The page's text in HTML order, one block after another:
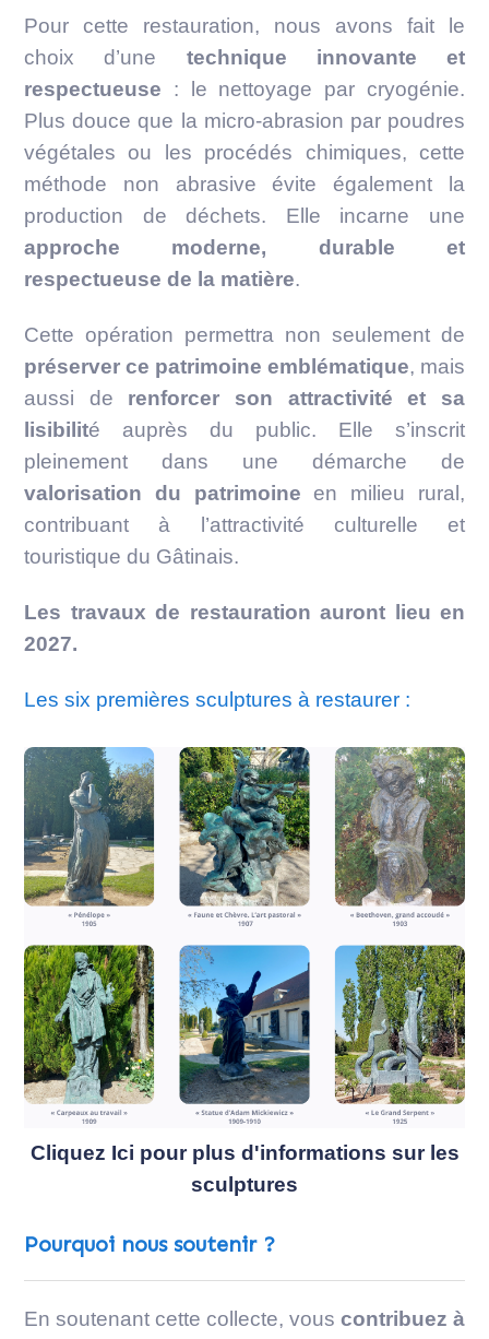
Pour cette restauration, nous avons fait le
choix d’une technique innovante et
respectueuse : le nettoyage par cryogénie.
Plus douce que la micro-abrasion par poudres
végétales ou les procédés chimiques, cette
méthode non abrasive évite également la
production de déchets. Elle incarne une
approche moderne, durable et
respectueuse de la matière.
Cette opération permettra non seulement de
préserver ce patrimoine emblématique, mais
aussi de renforcer son attractivité et sa
lisibilité auprès du public. Elle s’inscrit
pleinement dans une démarche de
valorisation du patrimoine en milieu rural,
contribuant à l’attractivité culturelle et
touristique du Gâtinais.
Les travaux de restauration auront lieu en
2027.
Les six premières sculptures à restaurer :
Cliquez Ici pour plus d'informations sur les
sculptures
Pourquoi nous soutenir ?
En soutenant cette collecte, vous contribuez à